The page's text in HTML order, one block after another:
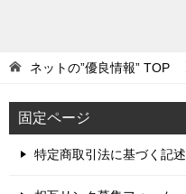
ネットの”優良情報” TOP
固定ページ
特定商取引法に基づく記述